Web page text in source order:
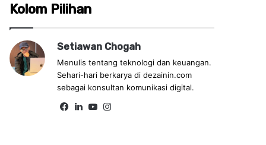
Kolom Pilihan
Setiawan Chogah
Menulis tentang teknologi dan keuangan.
Sehari-hari berkarya di dezainin.com
sebagai konsultan komunikasi digital.
Fa Lin Yo